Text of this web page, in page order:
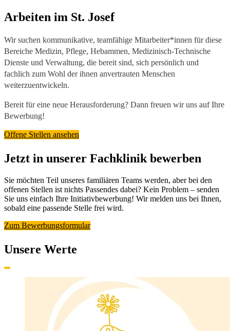
Arbeiten im St. Josef
Wir suchen kommunikative, teamfähige Mitarbeiter*innen für diese
Bereiche Medizin, Pflege, Hebammen, Medizinisch-Technische
Dienste und Verwaltung, die bereit sind, sich persönlich und
fachlich zum Wohl der ihnen anvertrauten Menschen
weiterzuentwickeln.
Bereit für eine neue Herausforderung? Dann freuen wir uns auf Ihre
Bewerbung!
Offene Stellen ansehen
Jetzt in unserer Fachklinik bewerben
Sie möchten Teil unseres familiären Teams werden, aber bei den
offenen Stellen ist nichts Passendes dabei? Kein Problem – senden
Sie uns einfach Ihre Initiativbewerbung! Wir melden uns bei Ihnen,
sobald eine passende Stelle frei wird.
Zum Bewerbungsformular
Unsere Werte